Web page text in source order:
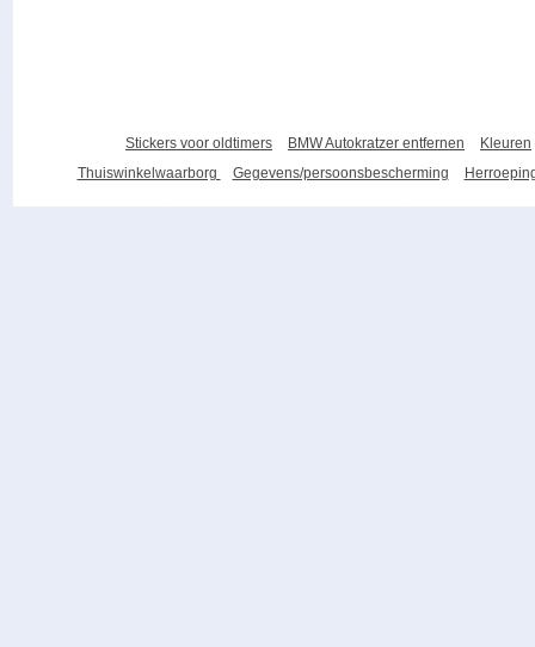
Stickers voor oldtimers BMW Autokratzer entfernen
Kleuren
Thuiswinkelwaarborg
Gegevens/persoonsbescherming